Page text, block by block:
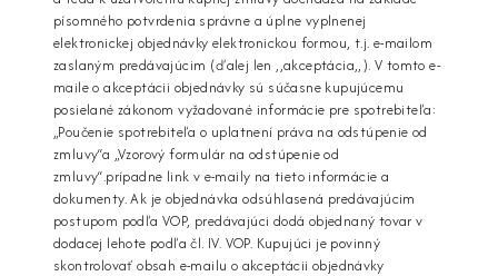
písomného potvrdenia správne a úplne vyplnenej
elektronickej objednávky elektronickou formou, t.j. e-mailom
zaslaným predávajúcim (ďalej len ,,akceptácia,,). V tomto e-
maile o akceptácii objednávky sú súčasne kupujúcemu
posielané zákonom vyžadované informácie pre spotrebiteľa:
„Poučenie spotrebiteľa o uplatnení práva na odstúpenie od
zmluvy“a „Vzorový formulár na odstúpenie od
zmluvy“.prípadne link v e-maily na tieto informácie a
dokumenty. Ak je objednávka odsúhlasená predávajúcim
postupom podľa VOP, predávajúci dodá objednaný tovar v
dodacej lehote podľa čl. IV. VOP. Kupujúci je povinný
skontrolovať obsah e-mailu o akceptácii objednávky